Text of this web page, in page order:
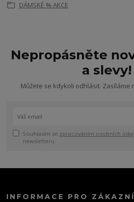
DÁMSKÉ % AKCE
Nepropásněte
a slevy!
Můžete se kdykoli odhlásit. Zasíláme
Souhlasím se zpracováním osobních
newsletteru.
INFORMACE PRO